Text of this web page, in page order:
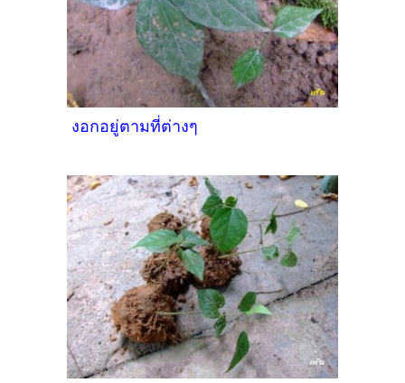
งอกอยู่ตามที่ต่างๆ